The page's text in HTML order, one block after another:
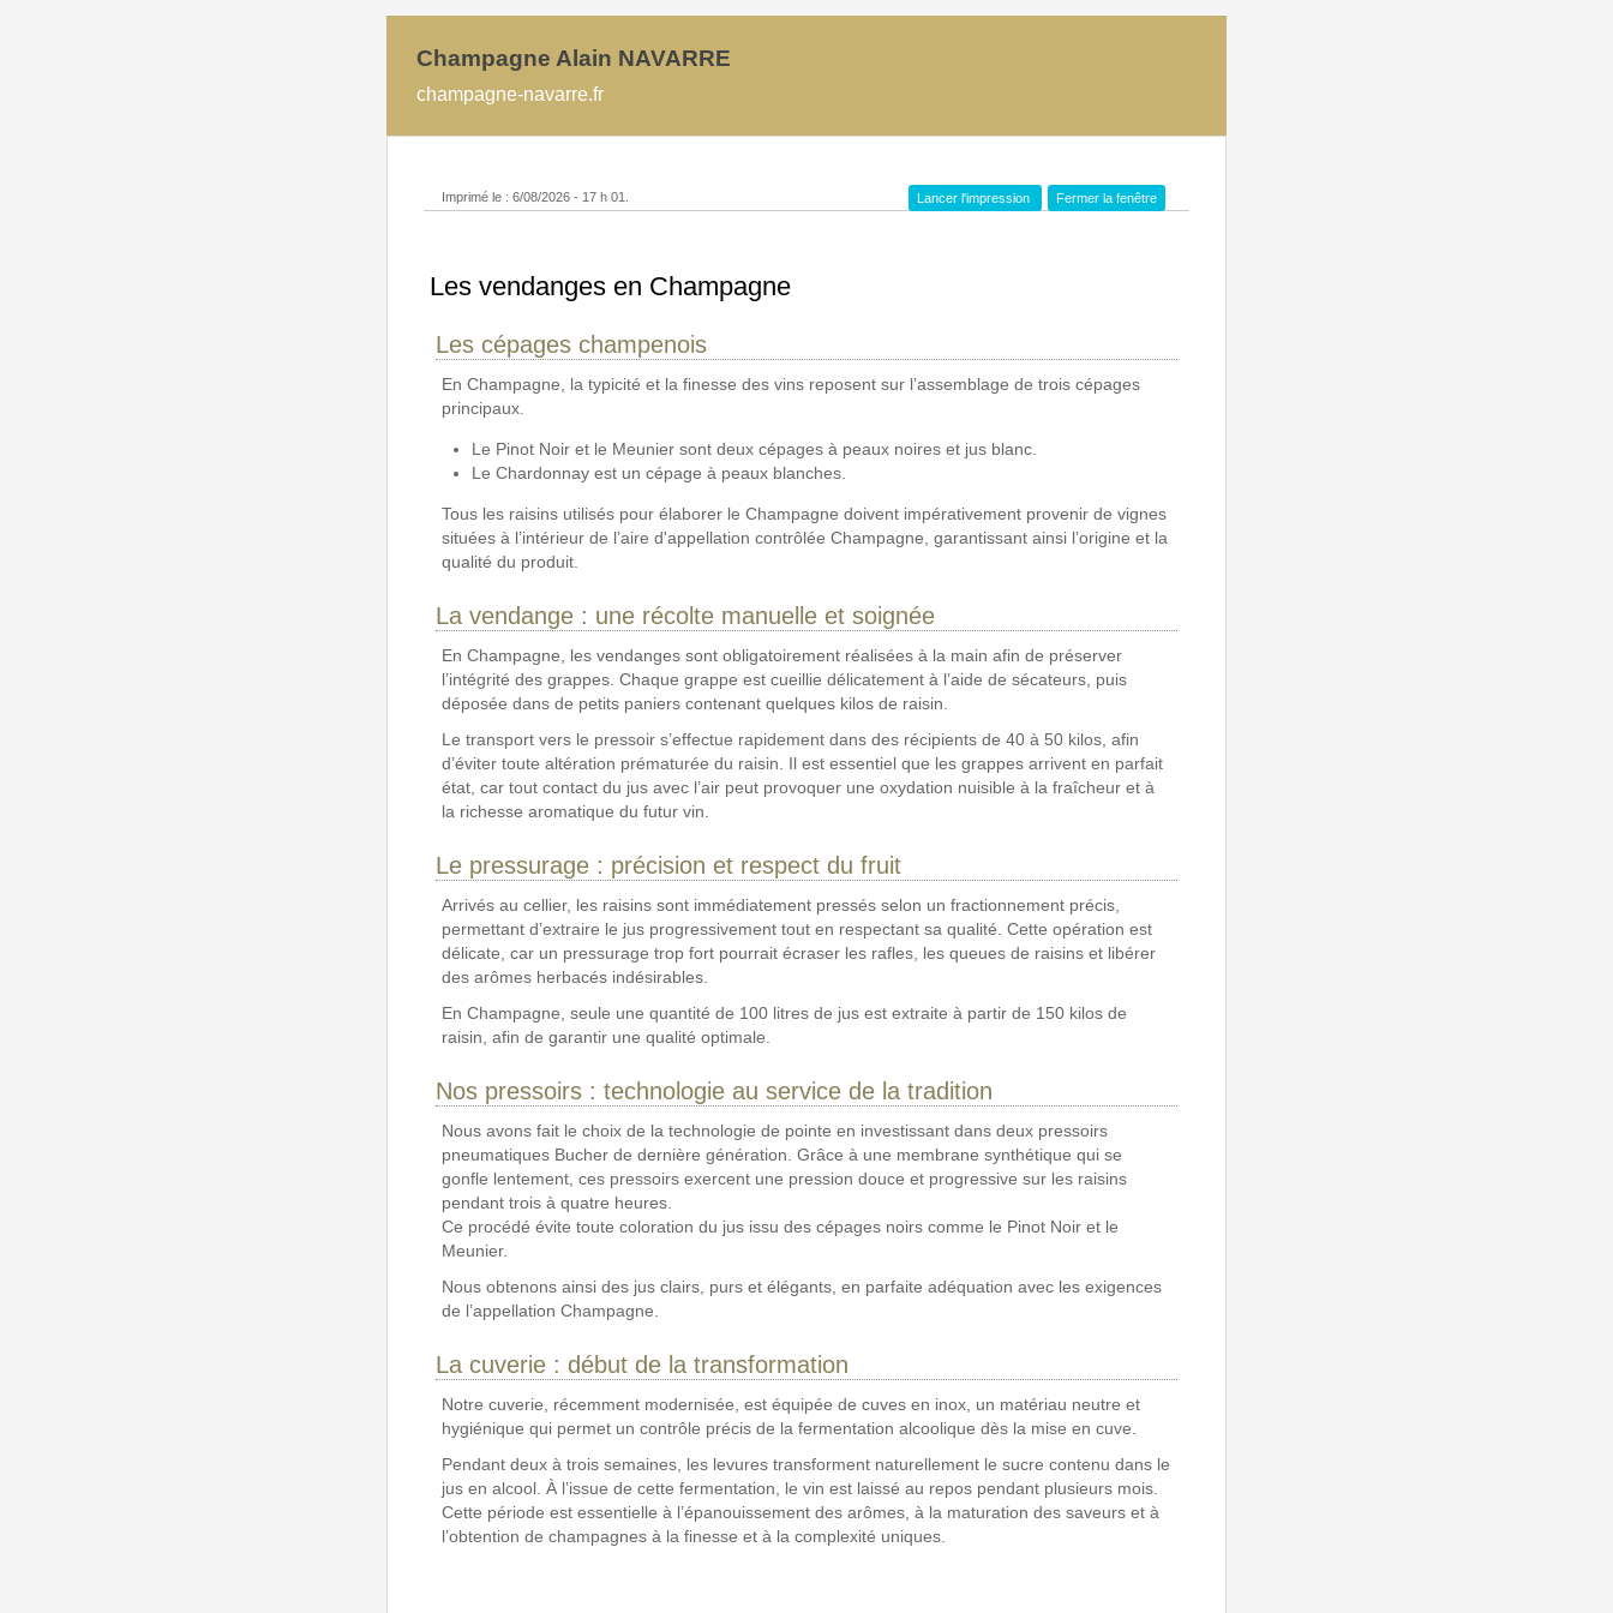
Champagne Alain NAVARRE
champagne-navarre.fr
Imprimé le : 6/08/2026 - 17 h 01. Lancer l'impression Fermer la fenêtre
Les vendanges en Champagne
Les cépages champenois
En Champagne, la typicité et la finesse des vins reposent sur l’assemblage de trois cépages
principaux.
Le Pinot Noir et le Meunier sont deux cépages à peaux noires et jus blanc.
Le Chardonnay est un cépage à peaux blanches.
Tous les raisins utilisés pour élaborer le Champagne doivent impérativement provenir de vignes
situées à l’intérieur de l’aire d'appellation contrôlée Champagne, garantissant ainsi l’origine et la
qualité du produit.
La vendange : une récolte manuelle et soignée
En Champagne, les vendanges sont obligatoirement réalisées à la main afin de préserver
l’intégrité des grappes. Chaque grappe est cueillie délicatement à l’aide de sécateurs, puis
déposée dans de petits paniers contenant quelques kilos de raisin.
Le transport vers le pressoir s’effectue rapidement dans des récipients de 40 à 50 kilos, afin
d’éviter toute altération prématurée du raisin. Il est essentiel que les grappes arrivent en parfait
état, car tout contact du jus avec l’air peut provoquer une oxydation nuisible à la fraîcheur et à
la richesse aromatique du futur vin.
Le pressurage : précision et respect du fruit
Arrivés au cellier, les raisins sont immédiatement pressés selon un fractionnement précis,
permettant d’extraire le jus progressivement tout en respectant sa qualité. Cette opération est
délicate, car un pressurage trop fort pourrait écraser les rafles, les queues de raisins et libérer
des arômes herbacés indésirables.
En Champagne, seule une quantité de 100 litres de jus est extraite à partir de 150 kilos de
raisin, afin de garantir une qualité optimale.
Nos pressoirs : technologie au service de la tradition
Nous avons fait le choix de la technologie de pointe en investissant dans deux pressoirs
pneumatiques Bucher de dernière génération. Grâce à une membrane synthétique qui se
gonfle lentement, ces pressoirs exercent une pression douce et progressive sur les raisins
pendant trois à quatre heures.
Ce procédé évite toute coloration du jus issu des cépages noirs comme le Pinot Noir et le
Meunier.
Nous obtenons ainsi des jus clairs, purs et élégants, en parfaite adéquation avec les exigences
de l’appellation Champagne.
La cuverie : début de la transformation
Notre cuverie, récemment modernisée, est équipée de cuves en inox, un matériau neutre et
hygiénique qui permet un contrôle précis de la fermentation alcoolique dès la mise en cuve.
Pendant deux à trois semaines, les levures transforment naturellement le sucre contenu dans le
jus en alcool. À l’issue de cette fermentation, le vin est laissé au repos pendant plusieurs mois.
Cette période est essentielle à l’épanouissement des arômes, à la maturation des saveurs et à
l’obtention de champagnes à la finesse et à la complexité uniques.